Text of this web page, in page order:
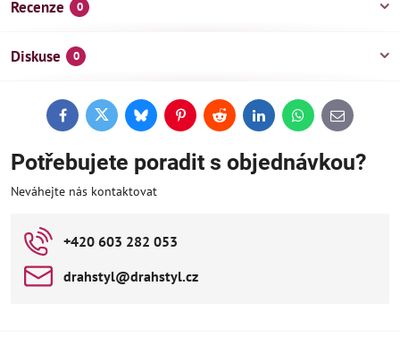
Recenze 0
Diskuse 0
FacebookTwitterBlueskyPinterestReddit LinkedInWhatsApp
E-
mail
Potřebujete poradit s objednávkou?
Neváhejte nás kontaktovat
+420 603 282 053
drahstyl​@drahstyl​.cz